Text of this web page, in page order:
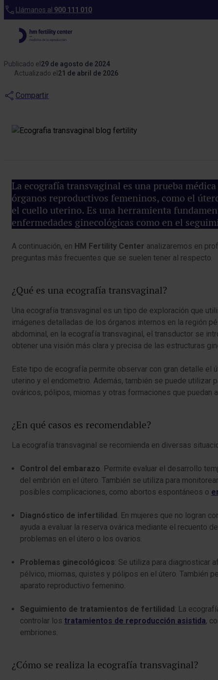
Llámanos al 900 111 010
Blog
Ecografía transvaginal:
qué es y cuándo realizarla
Publicado el 29 de agosto de 2024
Actualizado el 21 de abril de 2026
Compartir
La ecografía transvaginal es una prueba
órganos reproductivos femeninos, como el
el cuello uterino. Es una herramienta
enfermedades ginecológicas como en el
A continuación, en HM Fertility Center analizaremos en
preguntas más frecuentes que se suelen tener al respecto.
¿Qué es una ecografía transvaginal?
Una ecografía transvaginal es un tipo de exploración que
imágenes detalladas de los órganos internos en la región
abdominal, en la ecografía transvaginal, el transductor se
obtener una visión más clara y precisa de las estructuras
Este tipo de ecografía permite observar con gran detalle el
uterino y el endometrio. Además, también se puede utilizar
ováricos, pólipos, miomas y otras formaciones que puedan
¿En qué casos es recomendable?
La ecografía transvaginal se recomienda en diversas
Control del embarazo. Permite evaluar el desarrollo
del embrión en el útero. También se utiliza para
posibles complicaciones, como abortos espontáneos o
Diagnóstico de infertilidad . En mujeres que no logran
ayuda a evaluar la reserva ovárica mediante el recuento
problemas en el útero o los ovarios.
Problemas ginecológicos: Se utiliza para diagnosticar
pélvico, miomas, quistes y pólipos en el útero. También
aparato reproductivo femenino.
Seguimiento de tratamientos de fertilidad : La
controlar los tratamientos de reproducción asistida,
embriones.
¿Cómo se realiza la ecografía transvaginal?